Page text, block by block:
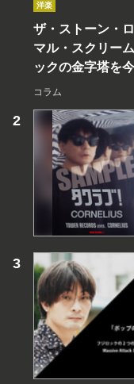
洋楽
ザ・ストーン・
マル・スクリー
ックの金字塔を
コラム